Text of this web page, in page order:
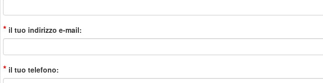
* il tuo indirizzo e-mail:
* il tuo telefono: